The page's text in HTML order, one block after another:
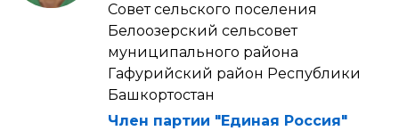
Совет сельского поселения
Белоозерский сельсовет
муниципального района
Гафурийский район Республики
Башкортостан
Член партии "Единая Россия"